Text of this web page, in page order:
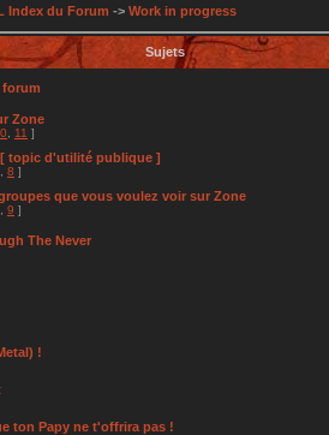
Index du Forum -> Work in progress
Sujets
forum
Zone
11 ]
topic d'utilité publique ]
8 ]
que vous voulez voir sur Zone
9 ]
The Never
!
ton Papy ne t'offrira pas !